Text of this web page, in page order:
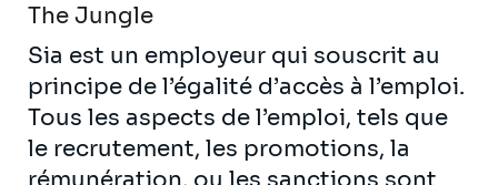
The Jungle
Sia est un employeur qui souscrit au
principe de l’égalité d’accès à l’emploi.
Tous les aspects de l’emploi, tels que
le recrutement, les promotions, la